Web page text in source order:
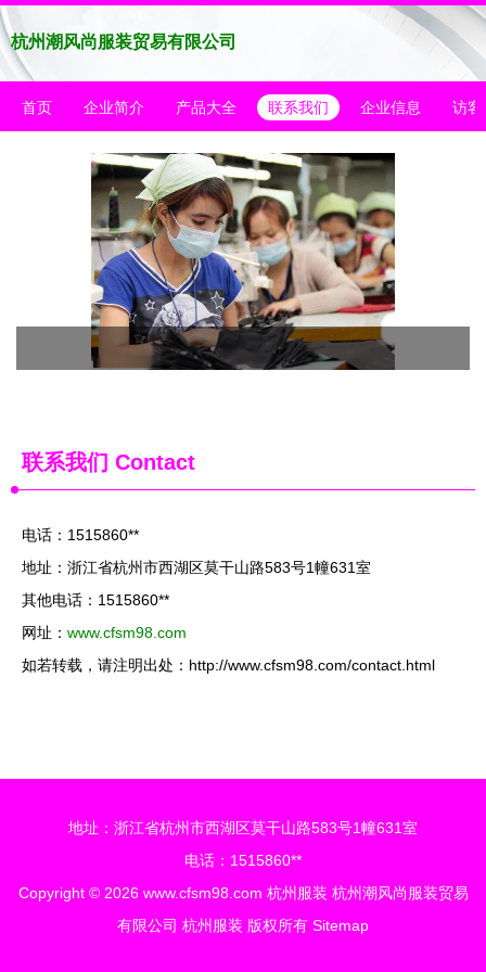
杭州潮风尚服装贸易有限公司
首页 企业简介 产品大全 联系我们 企业信息 访客
联系我们 Contact
电话：1515860**
地址：浙江省杭州市西湖区莫干山路583号1幢631室
其他电话：1515860**
网址： www.cfsm98.com
如若转载，请注明出处：http://www.cfsm98.com/contact.html
地址：浙江省杭州市西湖区莫干山路583号1幢631室
电话：1515860**
Copyright © 2026 www.cfsm98.com 杭州服装 杭州潮风尚服装贸易
有限公司 杭州服装 版权所有 Sitemap